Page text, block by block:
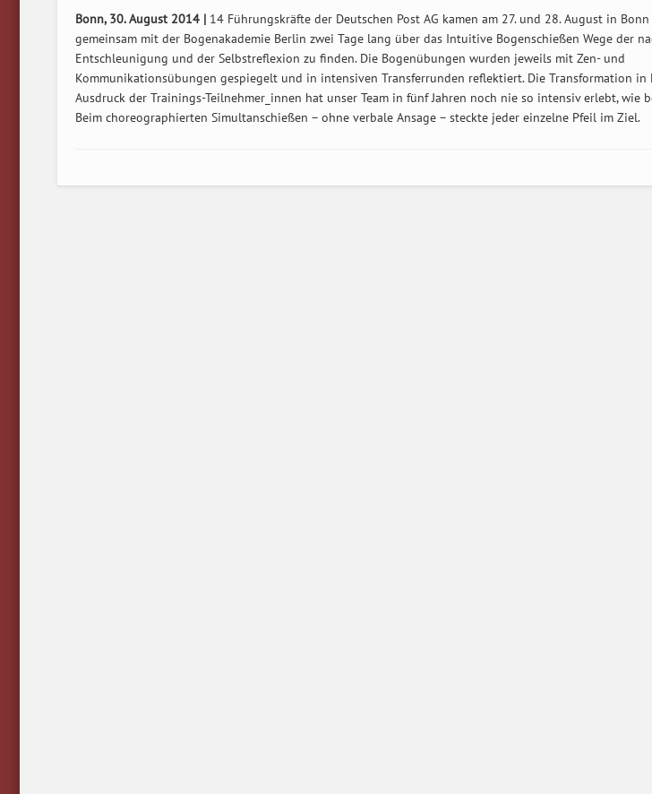
Bonn, 30. August 2014 |14 Führungskräfte der Deutschen Post AG kamen am 27. und 28. August in Bonn
gemeinsam mit der Bogenakademie Berlin zwei Tage lang über das Intuitive Bogenschießen Wege der
Entschleunigung und der Selbstreflexion zu finden. Die Bogenübungen wurden jeweils mit Zen- und
Kommunikationsübungen gespiegelt und in intensiven Transferrunden reflektiert. Die Transformation in
Ausdruck der Trainings-Teilnehmer_innen hat unser Team in fünf Jahren noch nie so intensiv erlebt, wie
Beim choreographierten Simultanschießen – ohne verbale Ansage – steckte jeder einzelne Pfeil im Ziel.